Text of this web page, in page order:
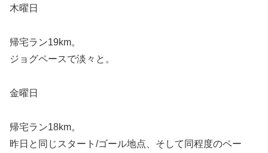
木曜日
帰宅ラン19km。
ジョグペースで淡々と。
金曜日
帰宅ラン18km。
昨日と同じスタート/ゴール地点、そして同程度のペー